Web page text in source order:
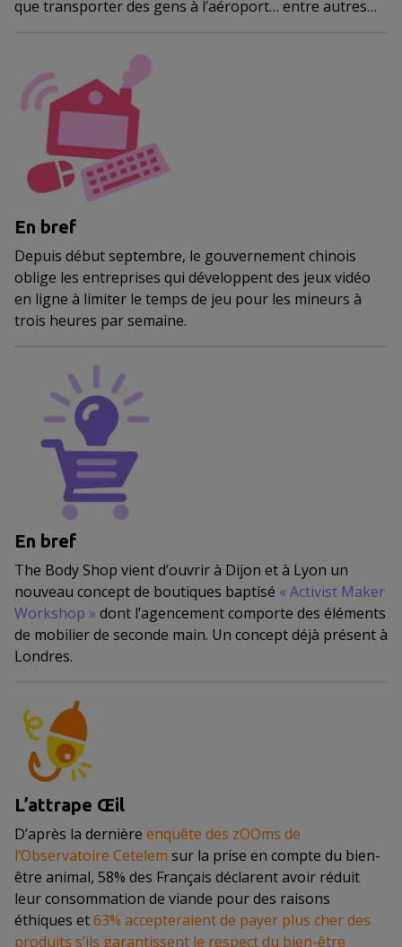
que transporter des gens à l’aéroport… entre autres…
En bref
Depuis début septembre, le gouvernement chinois
oblige les entreprises qui développent des jeux vidéo
en ligne à limiter le temps de jeu pour les mineurs à
trois heures par semaine.
En bref
The Body Shop vient d’ouvrir à Dijon et à Lyon un
nouveau concept de boutiques baptisé « Activist Maker
Workshop » dont l’agencement comporte des éléments
de mobilier de seconde main. Un concept déjà présent à
Londres.
L’attrape Œil
D’après la dernière enquête des zOOms de
l’Observatoire Cetelem sur la prise en compte du bien-
être animal, 58% des Français déclarent avoir réduit
leur consommation de viande pour des raisons
éthiques et63% accepteraient de payer plus cher des
produits s’ils garantissent le respect du bien-être